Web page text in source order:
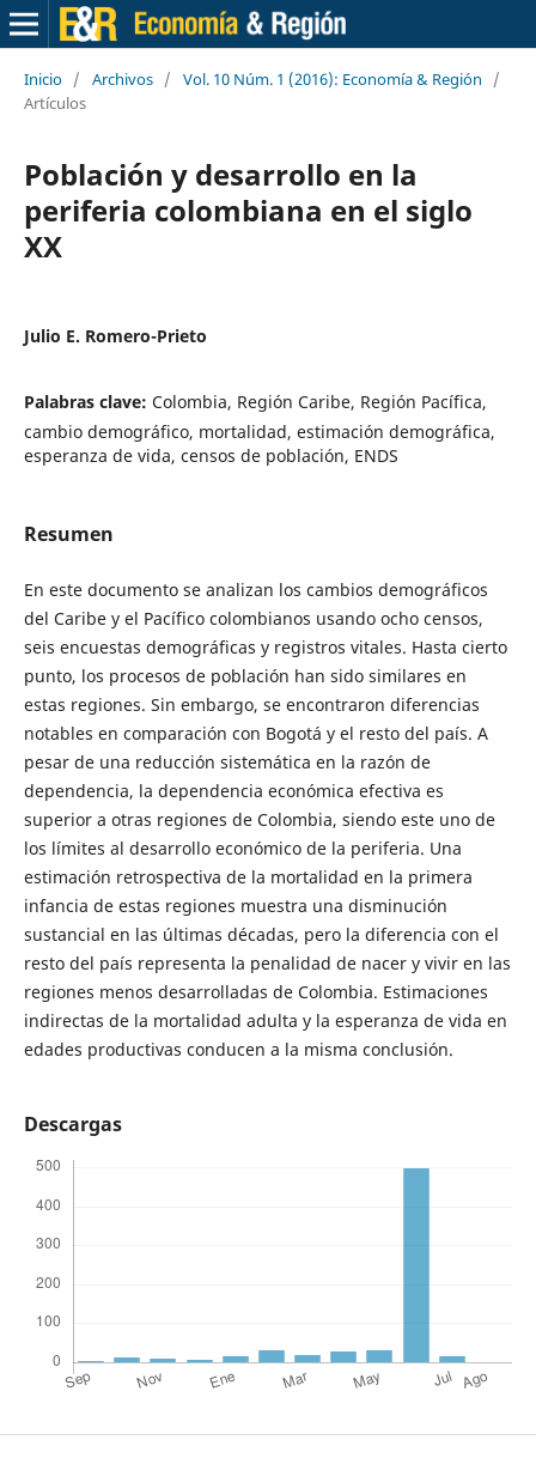
Inicio / Archivos / Vol. 10 Núm. 1 (2016): Economía & Región
/
Artículos
Población y desarrollo en la
periferia colombiana en el siglo
XX
Julio E. Romero-Prieto
Palabras clave: Colombia, Región Caribe, Región Pacífica,
cambio demográfico, mortalidad, estimación demogr´afica,
esperanza de vida, censos de población, ENDS
Resumen
En este documento se analizan los cambios demográficos
del Caribe y el Pacífico colombianos usando ocho censos,
seis encuestas demográficas y registros vitales. Hasta cierto
punto, los procesos de población han sido similares en
estas regiones. Sin embargo, se encontraron diferencias
notables en comparación con Bogotá y el resto del país. A
pesar de una reducción sistemática en la razón de
dependencia, la dependencia económica efectiva es
superior a otras regiones de Colombia, siendo este uno de
los límites al desarrollo económico de la periferia. Una
estimación retrospectiva de la mortalidad en la primera
infancia de estas regiones muestra una disminución
sustancial en las últimas décadas, pero la diferencia con el
resto del país representa la penalidad de nacer y vivir en las
regiones menos desarrolladas de Colombia. Estimaciones
indirectas de la mortalidad adulta y la esperanza de vida en
edades productivas conducen a la misma conclusión.
Descargas